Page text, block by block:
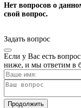
Нет вопросов о
свой вопрос.
Задать вопрос
Если у Вас есть
ниже, и мы ответим в
Продолжить